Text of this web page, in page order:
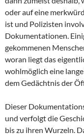
oder auf eine
ist und Polizisten
Dokumentationen.
gekommenen
woran liegt das
wohlmöglich eine
dem Gedächtnis der
Dieser
und verfolgt die
bis zu ihren Wurzeln.